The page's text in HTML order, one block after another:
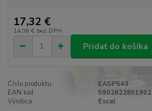
17,32 €
14,08 € bez DPH
Pridať do košíka
Číslo produktu:
EASP543
EAN kód:
5902622801902
Výrobca:
Escal